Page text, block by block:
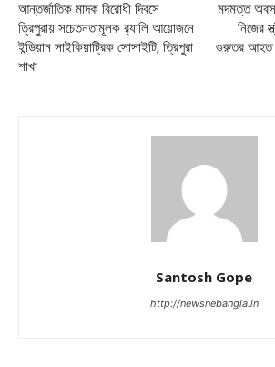
আন্তর্জাতিক মাদক বিরোধী দিবসে
ত্রিপুরায় সচেতনতামূলক র‌্যালি আয়োজনে
ইন্ডিয়ান সাইকিয়াট্রিক সোসাইটি, ত্রিপুরা
শাখা
মদমত্ত
নিজের
গুরুতর আহত
Santosh Gope
http://newsnebangla.in